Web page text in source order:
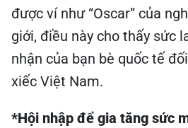
được ví như “Oscar” của
giới, điều này cho thấy sức
nhận của bạn bè quốc tế
xiếc Việt Nam.
*Hội nhập để gia tăng sức